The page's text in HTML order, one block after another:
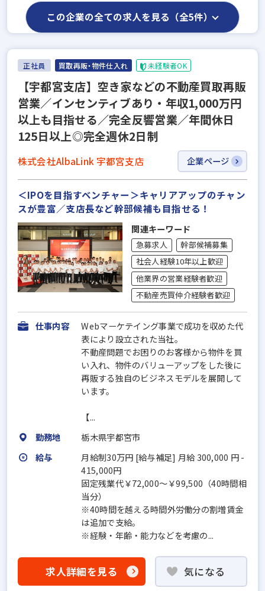
この企業の全ての求人を見る（全5件）
正社員 買取再販・物件仕入れ 未経験者OK
【宇都宮支店】空き家などの不動産買取再販
営業／インセンティブあり・年収1,000万円
以上も目指せる／完全反響営業／年間休日
125日以上◎完全週休2日制
株式会社AlbaLink 宇都宮支店 企業ページ
＜IPOを目指すベンチャー＞キャリアアップのチャン
スが豊富／支店長など幹部候補も目指せる！
関連キーワード
急募求人
幹部候補募集
社会人経験10年以上歓迎
他業界の営業経験者歓迎
不動産売買仲介経験者歓迎
仕事内容
Webマーケテイング事業で成功を収めた代
表により設立された当社。
不動産問題でお困りのお客様から物件を買
い入れ、物件のバリューアップをした後に
再販する独自のビジネスモデルを展開して
います。
【...
勤務地
栃木県宇都宮市
給与
月給制30万円 [給与補足] 月給 300,000 円 -
415,000円
固定残業代￥72,000～￥99,500（40時間相
当分）
※40時間を越える時間外労働分の割増賃金
は追加で支給。
※経験・年齢・能力などを考慮の...
求人詳細を見る 気になる